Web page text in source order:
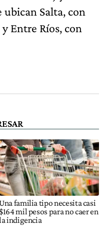
ubican Salta, con
Entre Ríos, con
familia tipo necesita casi
$164 mil pesos para no caer en
indigencia